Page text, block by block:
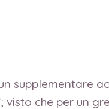
supplementare
visto che per un